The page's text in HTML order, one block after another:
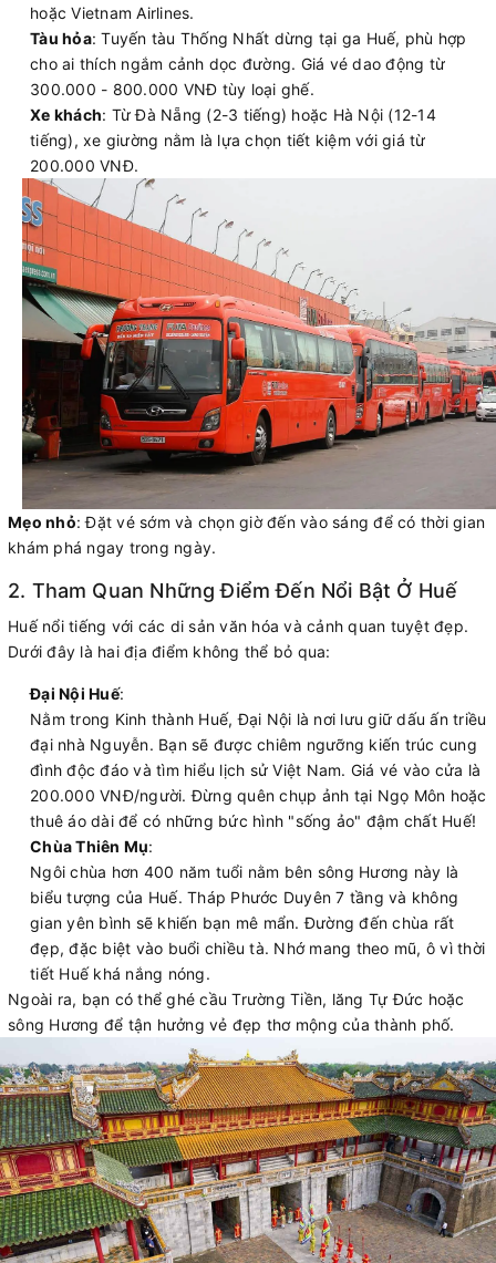
hoặc Vietnam Airlines.
Tàu hỏa: Tuyến tàu Thống Nhất dừng tại ga Huế, phù hợp
cho ai thích ngắm cảnh dọc đường. Giá vé dao động từ
300.000 - 800.000 VNĐ tùy loại ghế.
Xe khách: Từ Đà Nẵng (2-3 tiếng) hoặc Hà Nội (12-14
tiếng), xe giường nằm là lựa chọn tiết kiệm với giá từ
200.000 VNĐ.
Mẹo nhỏ: Đặt vé sớm và chọn giờ đến vào sáng để có thời gian
khám phá ngay trong ngày.
2. Tham Quan Những Điểm Đến Nổi Bật Ở Huế
Huế nổi tiếng với các di sản văn hóa và cảnh quan tuyệt đẹp.
Dưới đây là hai địa điểm không thể bỏ qua:
Đại Nội Huế:
Nằm trong Kinh thành Huế, Đại Nội là nơi lưu giữ dấu ấn triều
đại nhà Nguyễn. Bạn sẽ được chiêm ngưỡng kiến trúc cung
đình độc đáo và tìm hiểu lịch sử Việt Nam. Giá vé vào cửa là
200.000 VNĐ/người. Đừng quên chụp ảnh tại Ngọ Môn hoặc
thuê áo dài để có những bức hình "sống ảo" đậm chất Huế!
Chùa Thiên Mụ:
Ngôi chùa hơn 400 năm tuổi nằm bên sông Hương này là
biểu tượng của Huế. Tháp Phước Duyên 7 tầng và không
gian yên bình sẽ khiến bạn mê mẩn. Đường đến chùa rất
đẹp, đặc biệt vào buổi chiều tà. Nhớ mang theo mũ, ô vì thời
tiết Huế khá nắng nóng.
Ngoài ra, bạn có thể ghé cầu Trường Tiền, lăng Tự Đức hoặc
sông Hương để tận hưởng vẻ đẹp thơ mộng của thành phố.